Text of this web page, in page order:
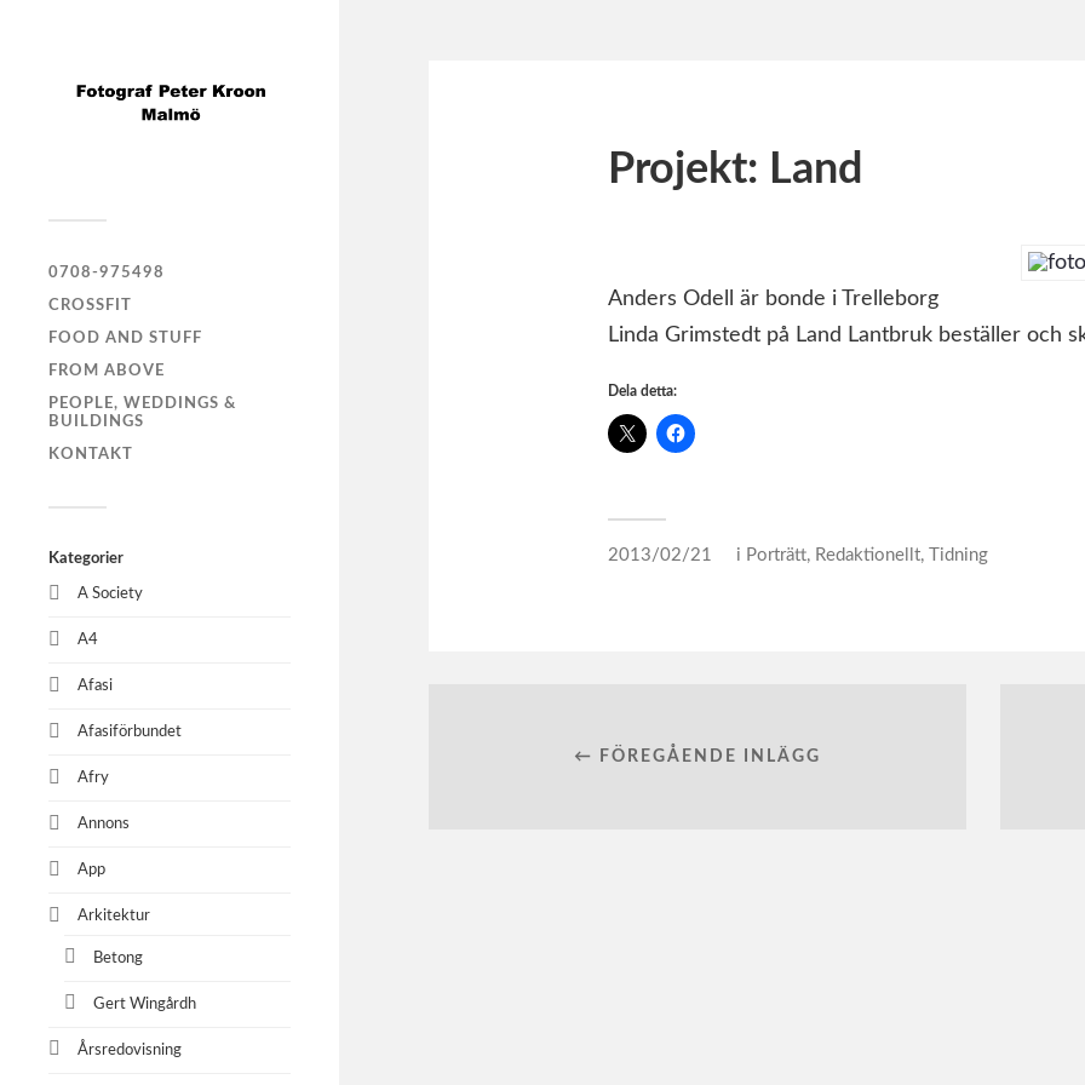
0708-975498
CROSSFIT
FOOD AND STUFF
FROM ABOVE
PEOPLE, WEDDINGS &
BUILDINGS
KONTAKT
Kategorier
A Society
A4
Afasi
Afasiförbundet
Afry
Annons
App
Arkitektur
Betong
Gert Wingårdh
Årsredovisning
Projekt: Land
Anders Odell är bonde i Trelleborg
Linda Grimstedt på Land Lantbruk beställer och
Dela detta:
2013/02/21 i Porträtt, Redaktionellt, Tidning
← FÖREGÅENDE INLÄGG